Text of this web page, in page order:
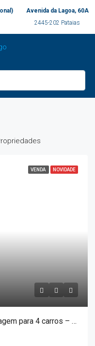
Avenida da Lagoa, 60A
2445-202 Pataias
VENDA NOVIDADE
Moradia T5 com 3 suites e garagem para 4 carros – Nazaré